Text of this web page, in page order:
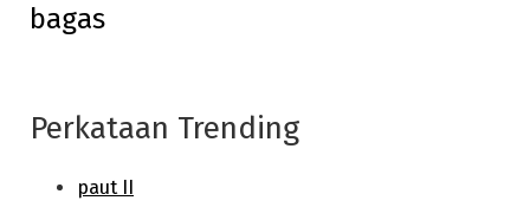
bagas
Perkataan Trending